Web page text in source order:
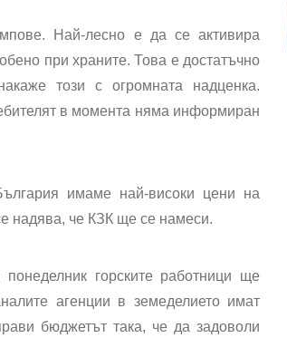
. Най-лесно е да се активира
при храните. Това е достатъчно
този с огромната надценка.
в момента няма информиран
имаме най-високи цени на
надява, че КЗК ще се намеси.
горските работници ще
агенции в земеделието имат
бюджетът така, че да задоволи